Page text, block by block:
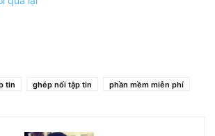
tin ghép nối tập tin phần mềm miễn phí